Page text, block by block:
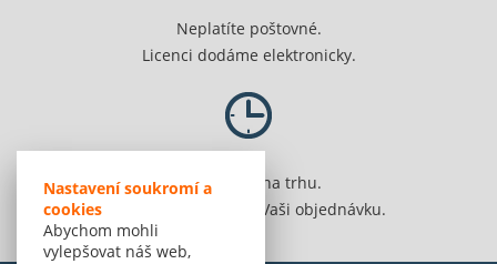
Nastavení soukromí a
cookies
Abychom mohli
vylepšovat náš web,
Neplatíte poštovné.
Licenci dodáme elektronicky.
Jsme 20 let na trhu.
Spolehlivě vyřídíme Vaši objednávku.